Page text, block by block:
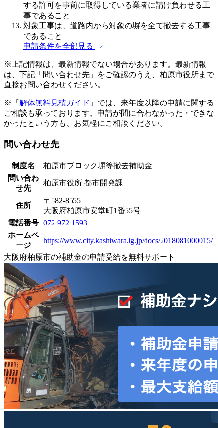
する許可を事前に取得している業者に請け負わせる工
事であること
対象工事は、道路内から対象の塀を全て撤去する工事
であること
申請条件を全部見る
※上記情報は、最新情報でない場合があります。最新情報
は、下記「問い合わせ先」をご確認のうえ、柏原市役所まで
直接お問い合わせください。
※「 解体無料見積ガイド 」では、来年度以降の申請に関する
ご相談も承っております。申請が間に合わなかった・できな
かったという方も、お気軽にご相談ください。
問い合わせ先
制度名
柏原市ブロック塀等撤去補助金
問い合わ
せ先
柏原市役所 都市開発課
住所
〒582-8555
大阪府柏原市安堂町1番55号
電話番号 072-972-1593
ホームペ
ージ
https://www.city.kashiwara.lg.jp/docs/2018081000015/
大阪府柏原市の補助金の申請受給を無料サポート